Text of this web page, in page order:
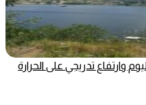
وارتفاع تدريجي على الحرارة